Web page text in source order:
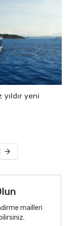
yeni
mailleri